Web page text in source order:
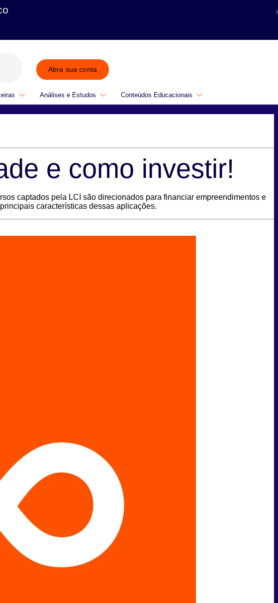
Abra sua conta
Análises e Estudos Conteúdos Educacionais
e como investir!
captados pela LCI são direcionados para financiar empreendimentos e
características dessas aplicações.